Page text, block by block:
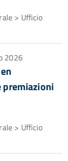
> Ufficio
2026
premiazioni
> Ufficio